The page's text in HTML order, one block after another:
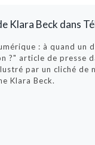
Klara Beck dans
: à quand un
?" article de presse
par un cliché de
Klara Beck.